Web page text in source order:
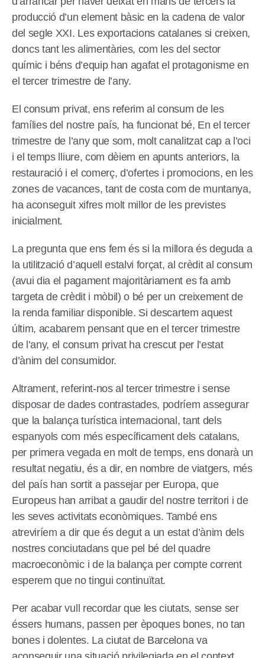
producció d’un element bàsic en la cadena de valor
del segle XXI. Les exportacions catalanes si creixen,
doncs tant les alimentàries, com les del sector
químic i béns d’equip han agafat el protagonisme en
el tercer trimestre de l’any.
El consum privat, ens referim al consum de les
famílies del nostre país, ha funcionat bé, En el tercer
trimestre de l’any que som, molt canalitzat cap a l’oci
i el temps lliure, com dèiem en apunts anteriors, la
restauració i el comerç, d’ofertes i promocions, en les
zones de vacances, tant de costa com de muntanya,
ha aconseguit xifres molt millor de les previstes
inicialment.
La pregunta que ens fem és si la millora és deguda a
la utilització d’aquell estalvi forçat, al crèdit al consum
(avui dia el pagament majoritàriament es fa amb
targeta de crèdit i mòbil) o bé per un creixement de
la renda familiar disponible. Si descartem aquest
últim, acabarem pensant que en el tercer trimestre
de l’any, el consum privat ha crescut per l’estat
d’ànim del consumidor.
Altrament, referint-nos al tercer trimestre i sense
disposar de dades contrastades, podríem assegurar
que la balança turística internacional, tant dels
espanyols com més específicament dels catalans,
per primera vegada en molt de temps, ens donarà un
resultat negatiu, és a dir, en nombre de viatgers, més
del país han sortit a passejar per Europa, que
Europeus han arribat a gaudir del nostre territori i de
les seves activitats econòmiques. També ens
atreviríem a dir que és degut a un estat d’ànim dels
nostres conciutadans que pel bé del quadre
macroeconòmic i de la balança per compte corrent
esperem que no tingui continuïtat.
Per acabar vull recordar que les ciutats, sense ser
éssers humans, passen per èpoques bones, no tan
bones i dolentes. La ciutat de Barcelona va